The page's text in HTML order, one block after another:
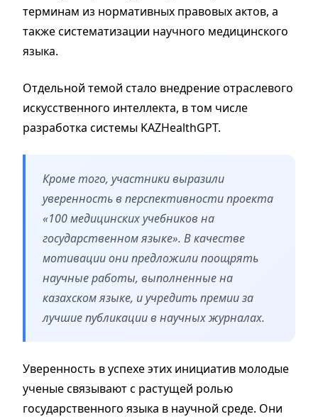
терминам из нормативных правовых актов, а
также систематизации научного медицинского
языка.
Отдельной темой стало внедрение отраслевого
искусственного интеллекта, в том числе
разработка системы KAZHealthGPT.
Кроме того, участники выразили
уверенность в перспективности проекта
«100 медицинских учебников на
государственном языке». В качестве
мотивации они предложили поощрять
научные работы, выполненные на
казахском языке, и учредить премии за
лучшие публикации в научных журналах.
Уверенность в успехе этих инициатив молодые
ученые связывают с растущей ролью
государственного языка в научной среде. Они